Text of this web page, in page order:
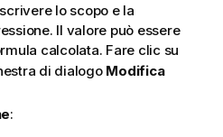
lo scopo e la
Il valore può essere
calcolata. Fare clic su
di dialogo Modifica
: